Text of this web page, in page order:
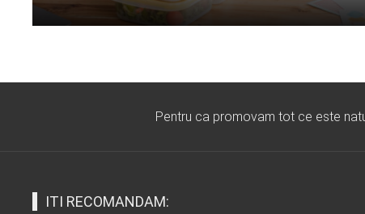
Citeste mai departe...
Pentru ca promovam tot ce este
ITI RECOMANDAM: